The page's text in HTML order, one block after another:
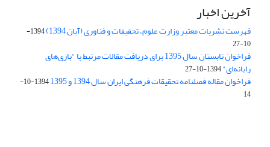
آخرین اخبار
فهرست نشریات معتبر وزارت علوم، تحقیقات و فناوری (آبان 1394)
1394-
10-27
فراخوان تابستان سال 1395 برای دریافت مقالات مرتبط با "بازی‌های
رایانه‌ای"1394-10-27
فراخوان مقاله فصلنامه تحقیقات فرهنگی ایران سال 1394 و 1395
1394-10-
14